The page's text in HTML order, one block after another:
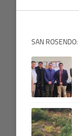
SAN ROSENDO: